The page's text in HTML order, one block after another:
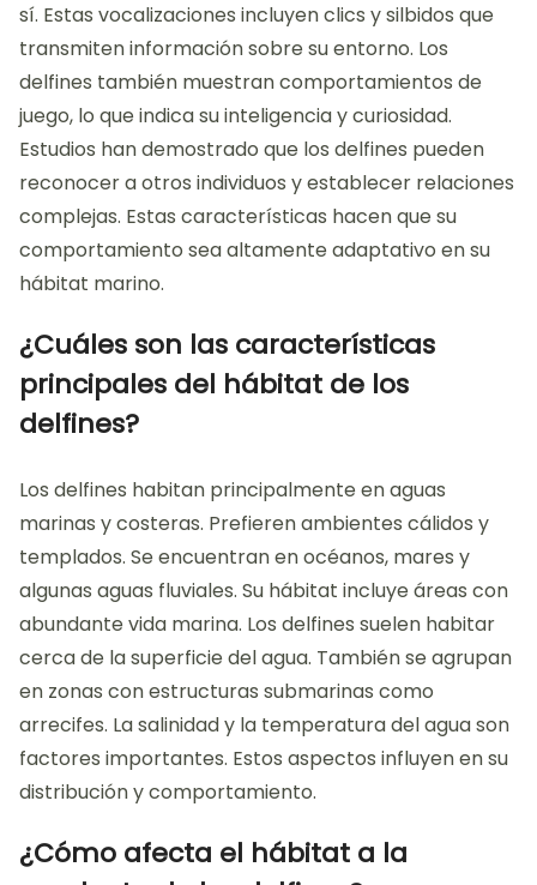
sí. Estas vocalizaciones incluyen clics y silbidos que
transmiten información sobre su entorno. Los
delfines también muestran comportamientos de
juego, lo que indica su inteligencia y curiosidad.
Estudios han demostrado que los delfines pueden
reconocer a otros individuos y establecer relaciones
complejas. Estas características hacen que su
comportamiento sea altamente adaptativo en su
hábitat marino.
¿Cuáles son las características
principales del hábitat de los
delfines?
Los delfines habitan principalmente en aguas
marinas y costeras. Prefieren ambientes cálidos y
templados. Se encuentran en océanos, mares y
algunas aguas fluviales. Su hábitat incluye áreas con
abundante vida marina. Los delfines suelen habitar
cerca de la superficie del agua. También se agrupan
en zonas con estructuras submarinas como
arrecifes. La salinidad y la temperatura del agua son
factores importantes. Estos aspectos influyen en su
distribución y comportamiento.
¿Cómo afecta el hábitat a la